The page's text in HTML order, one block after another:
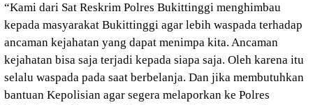
“Kami dari Sat Reskrim Polres Bukittinggi menghimbau
kepada masyarakat Bukittinggi agar lebih waspada terhadap
ancaman kejahatan yang dapat menimpa kita. Ancaman
kejahatan bisa saja terjadi kepada siapa saja. Oleh karena itu
selalu waspada pada saat berbelanja. Dan jika membutuhkan
bantuan Kepolisian agar segera melaporkan ke Polres